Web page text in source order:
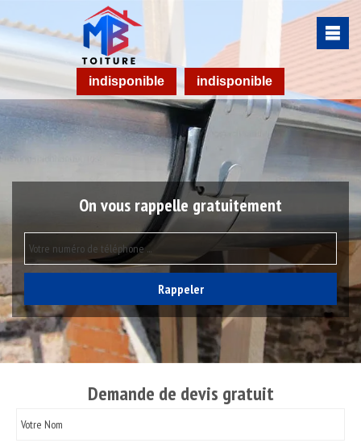
indisponible indisponible
On vous rappelle gratuitement
Demande de devis gratuit